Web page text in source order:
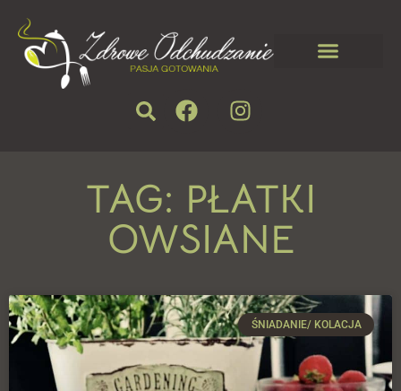
TAG: PŁATKI
OWSIANE
ŚNIADANIE/ KOLACJA